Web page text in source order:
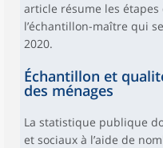
article résume les
l’échantillon-maître qui
2020.
Échantillon et
des ménages
La statistique publique
et sociaux à l’aide de